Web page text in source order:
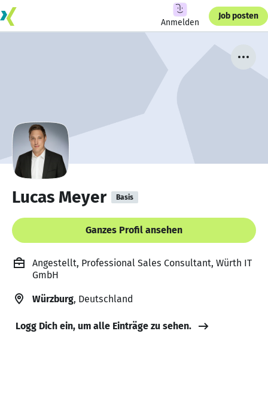
Anmelden
Job posten
Lucas Meyer Basis
Ganzes Profil ansehen
Angestellt, Professional Sales Consultant, Würth IT
GmbH
Würzburg, Deutschland
Logg Dich ein, um alle Einträge zu sehen.